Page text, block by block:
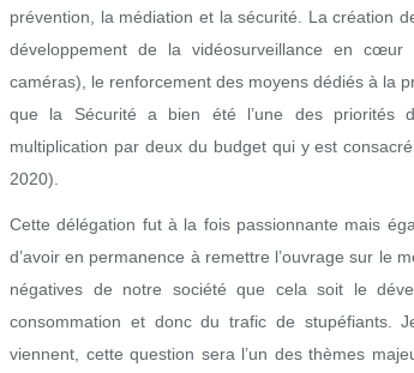
prévention, la médiation et la sécurité. La création
développement de la vidéosurveillance en
caméras), le renforcement des moyens dédiés à la
que la Sécurité a bien été l’une des priorités
multiplication par deux du budget qui y est
2020).
Cette délégation fut à la fois passionnante mais
d’avoir en permanence à remettre l’ouvrage sur le
négatives de notre société que cela soit le
consommation et donc du trafic de stupéfiants.
viennent, cette question sera l’un des thèmes